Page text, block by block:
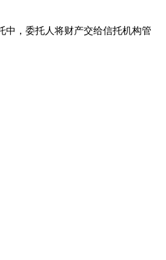
中，委托人将财产交给信托机构管